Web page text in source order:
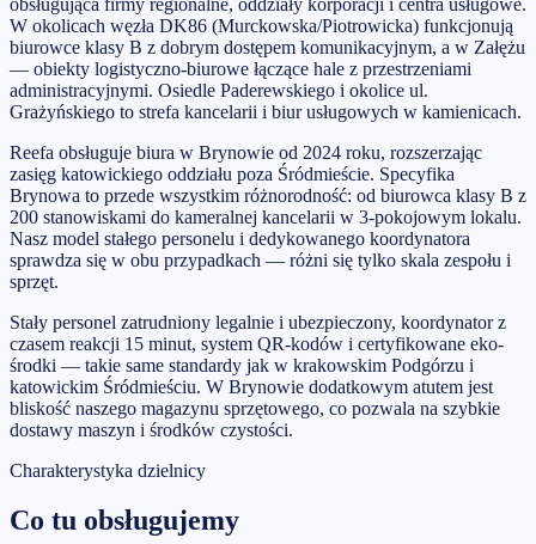
W okolicach węzła DK86 (Murckowska/Piotrowicka) funkcjonują
biurowce klasy B z dobrym dostępem komunikacyjnym, a w Załężu
— obiekty logistyczno-biurowe łączące hale z przestrzeniami
administracyjnymi. Osiedle Paderewskiego i okolice ul.
Grażyńskiego to strefa kancelarii i biur usługowych w kamienicach.
Reefa obsługuje biura w Brynowie od 2024 roku, rozszerzając
zasięg katowickiego oddziału poza Śródmieście. Specyfika
Brynowa to przede wszystkim różnorodność: od biurowca klasy B z
200 stanowiskami do kameralnej kancelarii w 3-pokojowym lokalu.
Nasz model stałego personelu i dedykowanego koordynatora
sprawdza się w obu przypadkach — różni się tylko skala zespołu i
sprzęt.
Stały personel zatrudniony legalnie i ubezpieczony, koordynator z
czasem reakcji 15 minut, system QR-kodów i certyfikowane eko-
środki — takie same standardy jak w krakowskim Podgórzu i
katowickim Śródmieściu. W Brynowie dodatkowym atutem jest
bliskość naszego magazynu sprzętowego, co pozwala na szybkie
dostawy maszyn i środków czystości.
Charakterystyka dzielnicy
Co tu obsługujemy